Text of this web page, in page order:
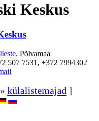
Keskus
, Põlvamaa
507 7531, +372 7994302
» külalistemajad ]